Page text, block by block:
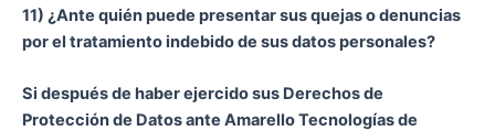
11) ¿Ante quién puede presentar sus quejas o denuncias
por el tratamiento indebido de sus datos personales?
Si después de haber ejercido sus Derechos de
Protección de Datos ante Amarello Tecnologías de